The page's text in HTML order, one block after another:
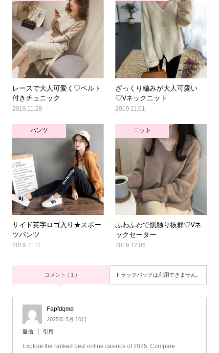
レースで大人可愛く♡ベルト
付きチュニック
2019.11.28
ざっくり編みが大人可愛い
♡Vネックニット
2019.11.01
パンツ
サイド英字ロゴ入り★スポー
ツパンツ
2019.11.11
ニット
ふわふわで肌触り抜群♡Vネ
ックセーター
2019.12.06
コメント ( 1 ) トラックバックは利用できません。
Fapfdqmd
2025年 5月 10日
返信 引用
Explore the ranked best online casinos of 2025. Compare